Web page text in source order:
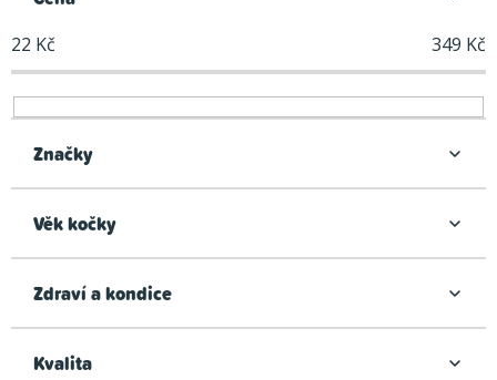
í
p
r
o
u
t
22 Kč 349 Kč
Značky
Věk kočky
Zdraví a kondice
Kvalita